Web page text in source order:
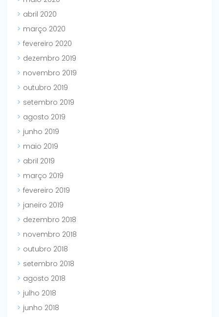
abril 2020
março 2020
fevereiro 2020
dezembro 2019
novembro 2019
outubro 2019
setembro 2019
agosto 2019
junho 2019
maio 2019
abril 2019
março 2019
fevereiro 2019
janeiro 2019
dezembro 2018
novembro 2018
outubro 2018
setembro 2018
agosto 2018
julho 2018
junho 2018